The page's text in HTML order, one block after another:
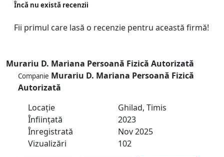
Încă nu există recenzii
Fii primul care lasă o recenzie pentru această firmă!
Murariu D. Mariana Persoană Fizică Autorizată
Companie Murariu D. Mariana Persoană Fizică
Autorizată
Locație
Ghilad, Timis
Înființată
2023
Înregistrată
Nov 2025
Vizualizări
102